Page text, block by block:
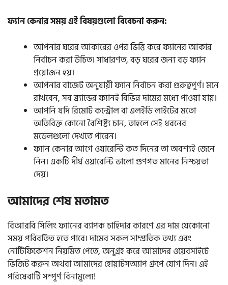
ফ্যান কেনার সময় এই বিষয়গুলো বিবেচনা করুন:
আপনার ঘরের আকারের ওপর ভিত্তি করে ফ্যানের আকার
নির্বাচন করা উচিত। সাধারণত, বড় ঘরের জন্য বড় ফ্যান
প্রয়োজন হয়।
আপনার বাজেট অনুযায়ী ফ্যান নির্বাচন করা গুরুত্বপূর্ণ। মনে
রাখবেন, সব ব্র্যান্ডের ফ্যানই বিভিন্ন দামের মধ্যে পাওয়া যায়।
আপনি যদি রিমোট কন্ট্রোল বা এলইডি লাইটের মতো
অতিরিক্ত কোনো বৈশিষ্ট্য চান, তাহলে সেই ধরনের
মডেলগুলো দেখতে পারেন।
ফ্যান কেনার আগে ওয়ারেন্টি কত দিনের তা অবশ্যই জেনে
নিন। একটি দীর্ঘ ওয়ারেন্টি ভালো গুণগত মানের নিশ্চয়তা
দেয়।
আমাদের শেষ মতামত
বিআরবি সিলিং ফ্যানের ব্যাপক চাহিদার কারণে এর দাম যেকোনো
সময় পরিবর্তিত হতে পারে। দামের সকল সাম্প্রতিক তথ্য এবং
নোটিফিকেশন নিয়মিত পেতে, অনুগ্রহ করে আমাদের ওয়েবসাইটে
ভিজিট করুন অথবা আমাদের হোয়াটসঅ্যাপ গ্রুপে যোগ দিন। এই
পরিষেবাটি সম্পূর্ণ বিনামূল্যে!